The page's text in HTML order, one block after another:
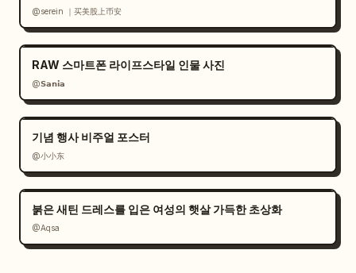
@serein ｜买美股上币安
RAW 스마트폰 라이프스타일 인물 사진
@𝗦𝗮𝗻𝗶𝗮
기념 행사 비주얼 포스터
@小小东
붉은 새틴 드레스를 입은 여성의 햇살 가득한 초상화
@Aqsa